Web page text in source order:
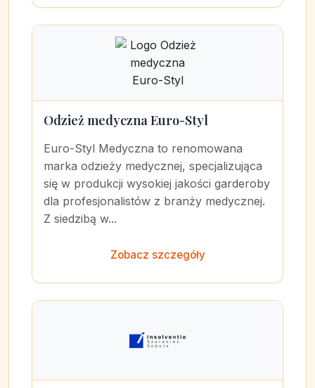
Odzież medyczna Euro-Styl
Euro-Styl Medyczna to renomowana
marka odzieży medycznej, specjalizująca
się w produkcji wysokiej jakości garderoby
dla profesjonalistów z branży medycznej.
Z siedzibą w...
Zobacz szczegóły